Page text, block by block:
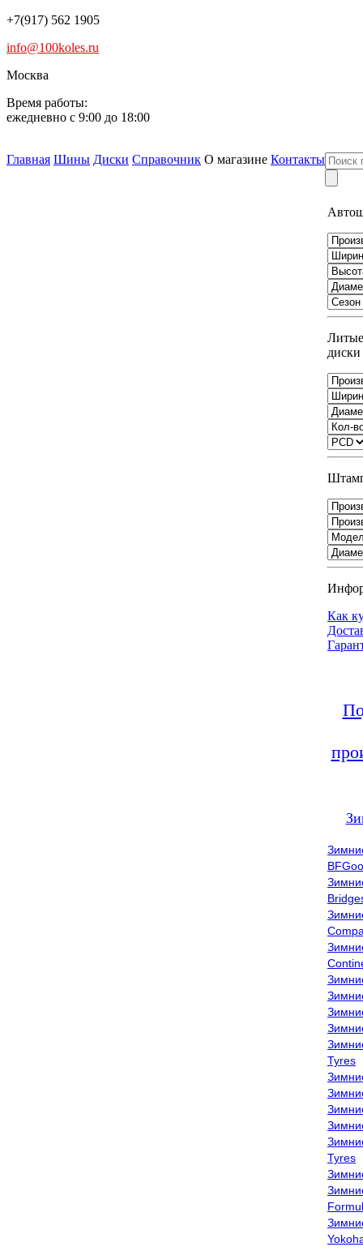
+7(917) 562 1905
info@100koles.ru
Москва
Время работы:
ежедневно с 9:00 до 18:00
Главная Шины Диски Справочник О магазине Контакты
Литые
диски
Как
Tyres
Tyres